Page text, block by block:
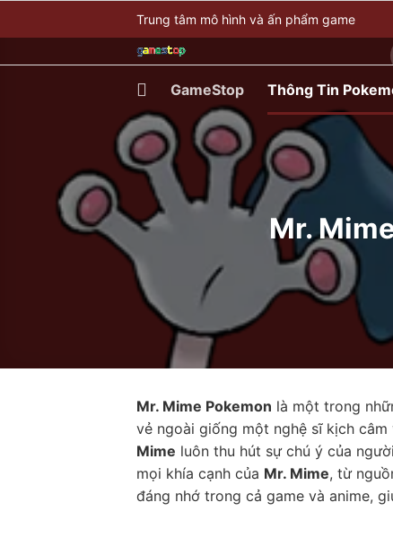
qua
Trung tâm mô hình và ấn phẩm game
GameStop Thông Tin
Mr.
Mr. Mime Pokemon là một trong
vẻ ngoài giống một nghệ sĩ kịch
Mime luôn thu hút sự chú ý của
mọi khía cạnh của Mr. Mime, từ
đáng nhớ trong cả game và anime,